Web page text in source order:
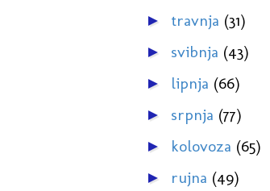
► travnja (31)
► svibnja (43)
► lipnja (66)
► srpnja (77)
► kolovoza (65)
► rujna (49)